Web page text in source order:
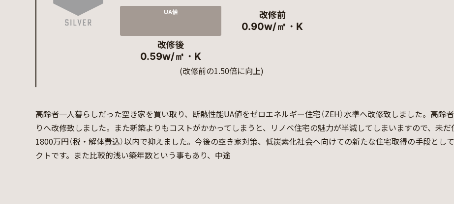
UA値 改修前
0.90w/㎡・K
改修後
0.59w/㎡・K
(改修前の1.50倍に向上)
高齢者一人暮らしだった空き家を買い取り、断熱性能UA値をゼロエネルギー住宅（ZEH）水準へ改修致しました。高
りへ改修致しました。また新築よりもコストがかかってしまうと、リノベ住宅の魅力が半減してしまいますので、未
1800万円（税・解体費込）以内で抑えました。今後の空き家対策、低炭素化社会へ向けての新たな住宅取得の手段とし
クトです。また比較的浅い築年数という事もあり、中途